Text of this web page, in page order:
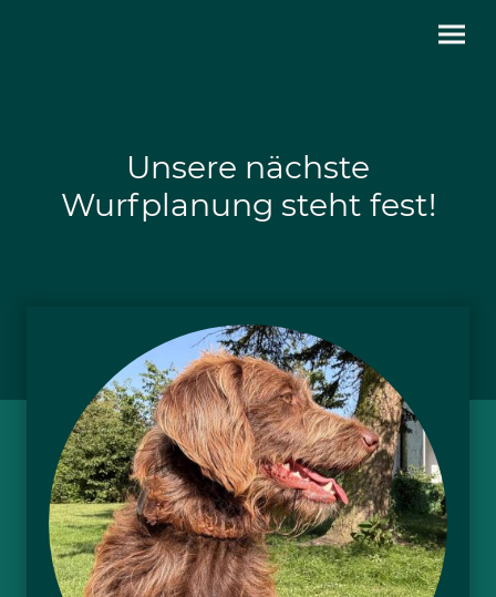
Unsere nächste
Wurfplanung steht fest!